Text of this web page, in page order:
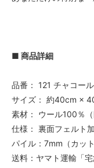
■ 商品詳細
品番： 121 チャコー
サイズ： 約40cm ×
素材： ウール100％（
仕様： 裏面フェルト
パイル：7mm（カット
送料：ヤマト運輸「